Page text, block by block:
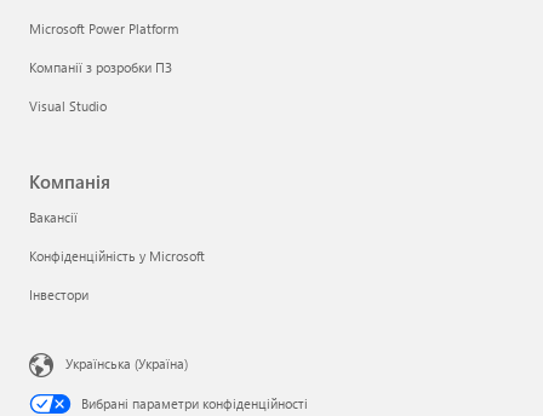
Microsoft Power Platform
Компанії з розробки ПЗ
Visual Studio
Компанія
Вакансії
Конфіденційність у Microsoft
Інвестори
Українська (Україна)
Вибрані параметри конфіденційності